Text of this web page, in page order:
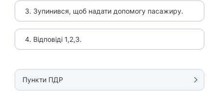
3. Зупинився, щоб надати допомогу пасажиру.
4. Відповіді 1,2,3.
Пункти ПДР